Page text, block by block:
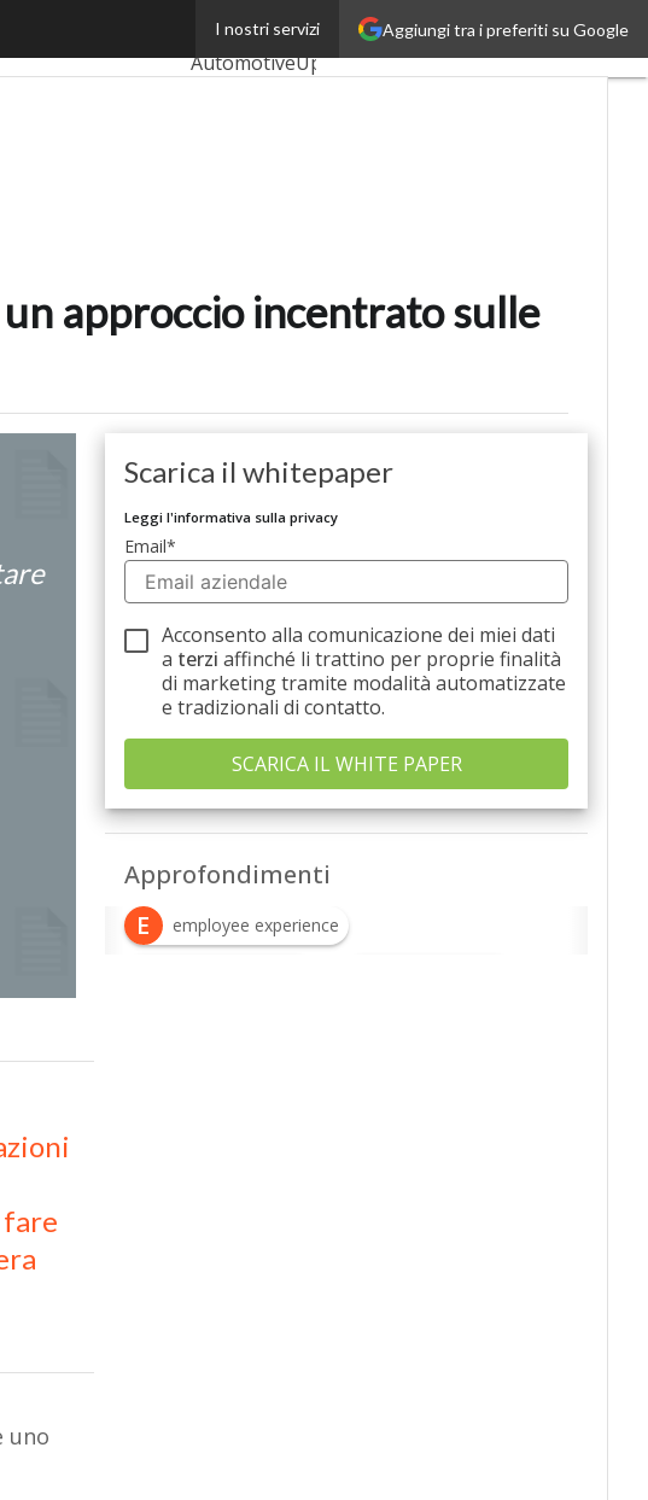
Aggiungi tra i preferiti su Google
I nostri servizi
Ultimi articoli
AutomotiveUp
approccio incentrato sulle
uno
Scarica il whitepaper
Leggi l'informativa sulla privacy
Email*
Acconsento alla comunicazione dei miei dati
a terzi affinché li trattino per proprie finalità
di marketing tramite modalità automatizzate
e tradizionali di contatto.
Approfondimenti
E
employee experience